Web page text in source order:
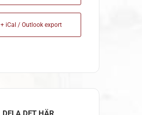
+ iCal / Outlook export